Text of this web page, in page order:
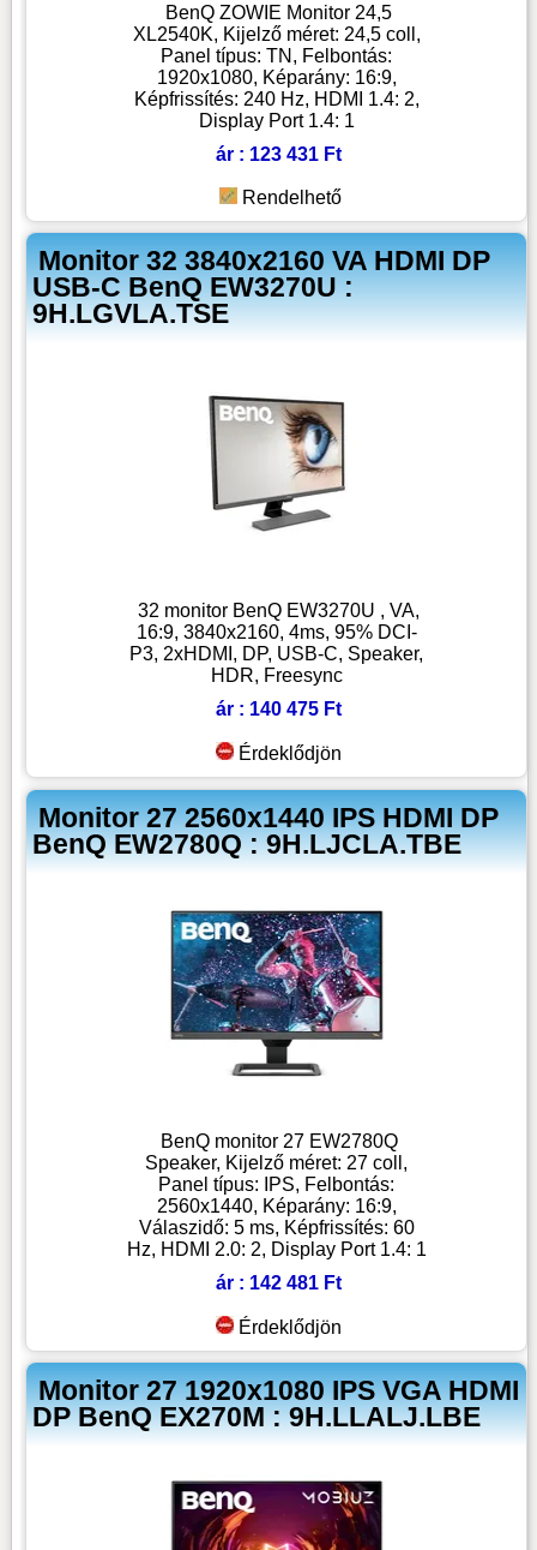
BenQ ZOWIE Monitor 24,5
XL2540K, Kijelző méret: 24,5 coll,
Panel típus: TN, Felbontás:
1920x1080, Képarány: 16:9,
Képfrissítés: 240 Hz, HDMI 1.4: 2,
Display Port 1.4: 1
ár : 123 431 Ft
Rendelhető
Monitor 32 3840x2160 VA HDMI DP
USB-C BenQ EW3270U :
9H.LGVLA.TSE
32 monitor BenQ EW3270U , VA,
16:9, 3840x2160, 4ms, 95% DCI-
P3, 2xHDMI, DP, USB-C, Speaker,
HDR, Freesync
ár : 140 475 Ft
Érdeklődjön
Monitor 27 2560x1440 IPS HDMI DP
BenQ EW2780Q : 9H.LJCLA.TBE
BenQ monitor 27 EW2780Q
Speaker, Kijelző méret: 27 coll,
Panel típus: IPS, Felbontás:
2560x1440, Képarány: 16:9,
Válaszidő: 5 ms, Képfrissítés: 60
Hz, HDMI 2.0: 2, Display Port 1.4: 1
ár : 142 481 Ft
Érdeklődjön
Monitor 27 1920x1080 IPS VGA HDMI
DP BenQ EX270M : 9H.LLALJ.LBE